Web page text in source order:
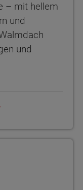
– mit hellem
und
und